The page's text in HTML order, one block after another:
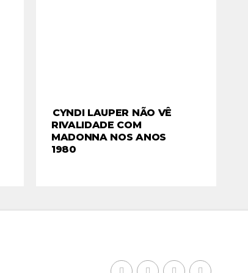
CYNDI LAUPER NÃO VÊ
RIVALIDADE COM
MADONNA NOS ANOS
1980